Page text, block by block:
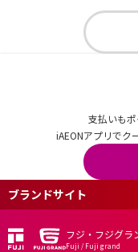
支払いもポ
iAEONアプリでク
ブランドサイト
フジ・フジグラ
Fuji / Fuji grand